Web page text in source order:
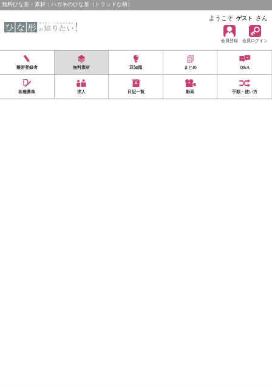
無料ひな形・素材：ハガキのひな形（トラッドな柄）
ようこそ ゲスト さん
会員登録 会員ログイン
雛形登録者 無料素材 豆知識 まとめ Q&A
各種募集 求人 日記一覧 動画 手順・使い方